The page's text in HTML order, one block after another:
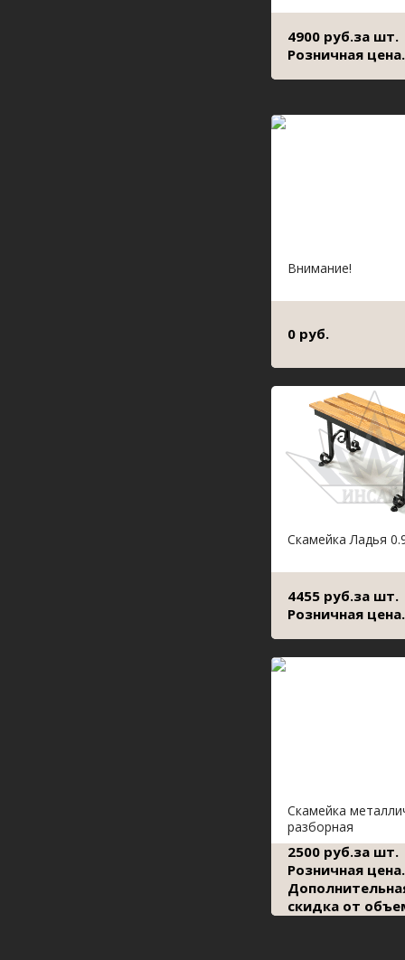
4900 руб.за шт.
Розничная цена.
Внимание!
0 руб.
Скамейка Ладья
4455 руб.за шт.
Розничная цена.
Скамейка
разборная
2500 руб.за шт.
Розничная цена.
скидка от